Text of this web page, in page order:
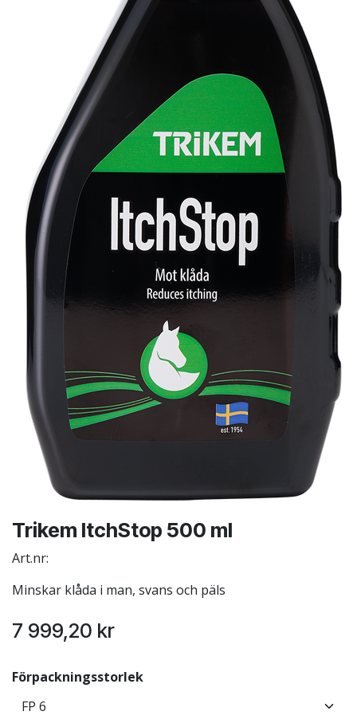
Trikem ItchStop 500 ml
Art.nr:
Minskar klåda i man, svans och päls
7 999,20 kr
Förpackningsstorlek